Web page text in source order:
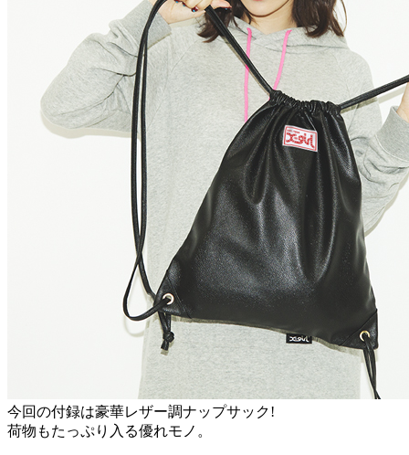
今回の付録は豪華レザー調ナップサック!
荷物もたっぷり入る優れモノ。